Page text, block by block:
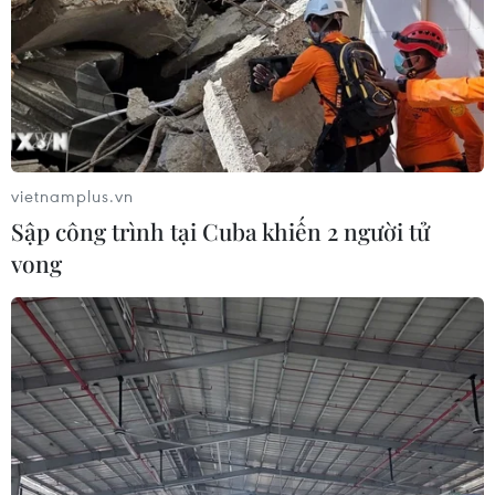
thủ tục như phòng cháy chữa cháy; xuất nhập
khẩu.
Ngoài ra, việc thực hiện kiểm tra chuyên ngành
còn phiền hà, chồng chéo khi một mặt hàng có
thể bị quản lý cùng lúc bởi nhiều bộ ngành.
Trình tự thủ tục kiểm tra chuyên ngành hiện
nay còn phức tạp và có những cách hiểu khác
nhau, thực thi pháp luật cũng khác nhau giữa
các bộ, ngành quản lý và loại hình hàng hóa,
nên doanh nghiệp mất rất nhiều thời gian đọc
hiểu luật chuyên ngành cùng các nghị định
hướng dẫn thực hiện.
Vì lẽ đó, ông Đậu Anh Tuấn đề nghị, các bộ,
ngành cần xem xét giảm danh mục hàng hóa
vietnamplus.vn
Sập công trình tại Cuba khiến 2 người tử
vong